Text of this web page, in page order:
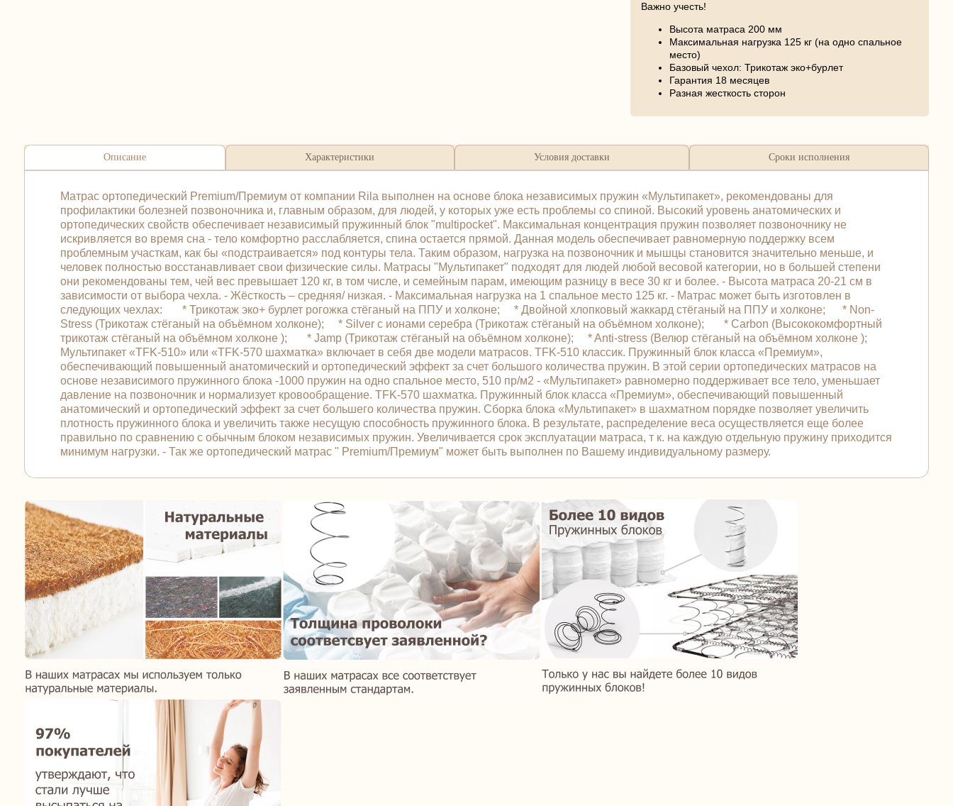
Важно учесть!
Высота матраса 200 мм
Максимальная нагрузка 125 кг (на одно спальное
место)
Базовый чехол: Трикотаж эко+бурлет
Гарантия 18 месяцев
Разная жесткость сторон
Описание Характеристики Условия доставки Сроки исполнения
Матрас ортопедический Premium/Премиум от компании Rila выполнен на основе блока независимых пружин «Мультипакет», рекомендованы для
профилактики болезней позвоночника и, главным образом, для людей, у которых уже есть проблемы со спиной. Высокий уровень анатомических и
ортопедических свойств обеспечивает независимый пружинный блок "multipocket". Максимальная концентрация пружин позволяет позвоночнику не
искривляется во время сна - тело комфортно расслабляется, спина остается прямой. Данная модель обеспечивает равномерную поддержку всем
проблемным участкам, как бы «подстраивается» под контуры тела. Таким образом, нагрузка на позвоночник и мышцы становится значительно меньше, и
человек полностью восстанавливает свои физические силы. Матрасы "Мультипакет" подходят для людей любой весовой категории, но в большей степени
они рекомендованы тем, чей вес превышает 120 кг, в том числе, и семейным парам, имеющим разницу в весе 30 кг и более. - Высота матраса 20-21 см в
зависимости от выбора чехла. - Жёсткость – средняя/ низкая. - Максимальная нагрузка на 1 спальное место 125 кг. - Матрас может быть изготовлен в
следующих чехлах: * Трикотаж эко+ бурлет рогожка стёганый на ППУ и холконе; * Двойной хлопковый жаккард стёганый на ППУ и холконе; * Non-
Stress (Трикотаж стёганый на объёмном холконе); * Silver с ионами серебра (Трикотаж стёганый на объёмном холконе); * Carbon (Высококомфортный
трикотаж стёганый на объёмном холконе ); * Jamp (Трикотаж стёганый на объёмном холконе); * Anti-stress (Велюр стёганый на объёмном холконе );
Мультипакет «TFK-510» или «TFK-570 шахматка» включает в себя две модели матрасов. TFK-510 классик. Пружинный блок класса «Премиум»,
обеспечивающий повышенный анатомический и ортопедический эффект за счет большого количества пружин. В этой серии ортопедических матрасов на
основе независимого пружинного блока -1000 пружин на одно спальное место, 510 пр/м2 - «Мультипакет» равномерно поддерживает все тело, уменьшает
давление на позвоночник и нормализует кровообращение. TFK-570 шахматка. Пружинный блок класса «Премиум», обеспечивающий повышенный
анатомический и ортопедический эффект за счет большего количества пружин. Сборка блока «Мультипакет» в шахматном порядке позволяет увеличить
плотность пружинного блока и увеличить также несущую способность пружинного блока. В результате, распределение веса осуществляется еще более
правильно по сравнению с обычным блоком независимых пружин. Увеличивается срок эксплуатации матраса, т к. на каждую отдельную пружину приходится
минимум нагрузки. - Так же ортопедический матрас " Premium/Премиум" может быть выполнен по Вашему индивидуальному размеру.